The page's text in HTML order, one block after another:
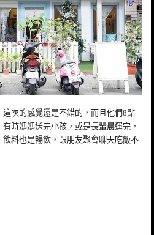
這次的感覺還是不錯的，而且他們8點
時媽媽送完小孩，或是長輩晨運完，
料也是暢飲，跟朋友聚會聊天吃飯不